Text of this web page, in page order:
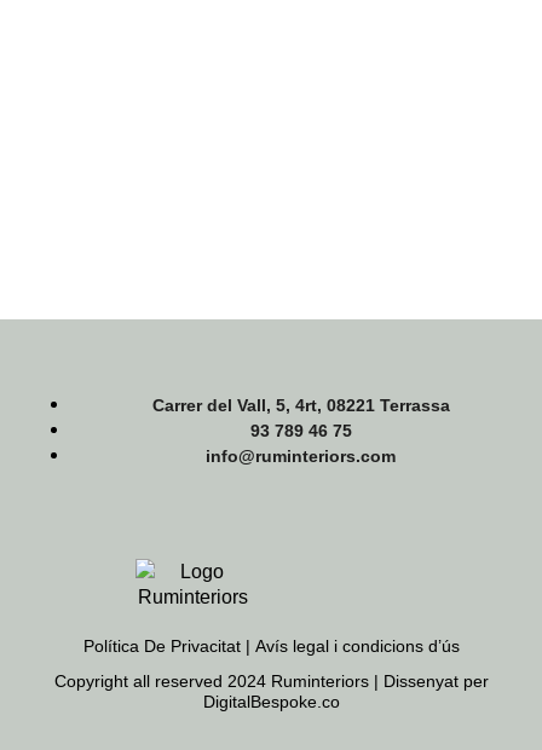
Carrer del Vall, 5, 4rt, 08221 Terrassa
93 789 46 75
info@ruminteriors.com
Política De Privacitat |
Avís legal i condicions d’ús
Copyright all reserved 2024 Ruminteriors | Dissenyat per
DigitalBespoke.co